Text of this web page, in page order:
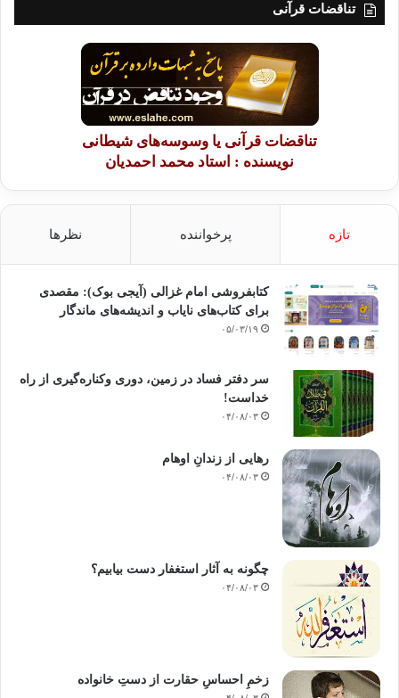
تناقضات قرآنی
تناقضات قرآنی یا وسوسه‌های شیطانی
نویسنده : استاد محمد احمدیان
تازه پرخواننده نظرها
کتابفروشی امام غزالی (آیجی بوک): مقصدی
برای کتاب‌های نایاب و اندیشه‌های ماندگار
۰۵/۰۳/۱۹
سر دفتر فساد در زمین‌، دوری وکناره‌گیری از راه
خداست‌!
۰۴/۰۸/۰۳
رهایی از زندانِ اوهام
۰۴/۰۸/۰۳
چگونه به آثار استغفار دست بیابیم؟
۰۴/۰۸/۰۳
زخمِ احساسِ حقارت از دستِ خانواده